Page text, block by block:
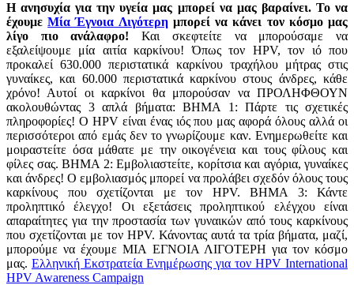
Η ανησυχία για την υγεία μας μπορεί να μας βαραίνει. Το να
έχουμεΜία Έγνοια Λιγότερημπορεί να κάνει τον κόσμο μας
λίγο πιο ανάλαφρο! Και σκεφτείτε να μπορούσαμε να
εξαλείψουμε μία αιτία καρκίνου! Όπως τον HPV, τον ιό που
προκαλεί 630.000 περιστατικά καρκίνου τραχήλου μήτρας στις
γυναίκες, και 60.000 περιστατικά καρκίνου στους άνδρες, κάθε
χρόνο! Αυτοί οι καρκίνοι θα μπορούσαν να ΠΡΟΛΗΦΘΟΥΝ
ακολουθώντας 3 απλά βήματα: ΒΗΜΑ 1: Πάρτε τις σχετικές
πληροφορίες! Ο HPV είναι ένας ιός που μας αφορά όλους αλλά οι
περισσότεροι από εμάς δεν το γνωρίζουμε καν. Ενημερωθείτε και
μοιραστείτε όσα μάθατε με την οικογένεια και τους φίλους και
φίλες σας. ΒΗΜΑ 2: Εμβολιαστείτε, κορίτσια και αγόρια, γυναίκες
και άνδρες! Ο εμβολιασμός μπορεί να προλάβει σχεδόν όλους τους
καρκίνους που σχετίζονται με τον HPV. ΒΗΜΑ 3: Κάντε
προληπτικό έλεγχο! Οι εξετάσεις προληπτικού ελέγχου είναι
απαραίτητες για την προστασία των γυναικών από τους καρκίνους
που σχετίζονται με τον HPV. Κάνοντας αυτά τα τρία βήματα, μαζί,
μπορούμε να έχουμε ΜΙΑ ΕΓΝΟΙΑ ΛΙΓΟΤΕΡΗ για τον κόσμο
μας. Ελληνική Εκστρατεία Ενημέρωσης για τον HPV International
HPV Awareness Campaign